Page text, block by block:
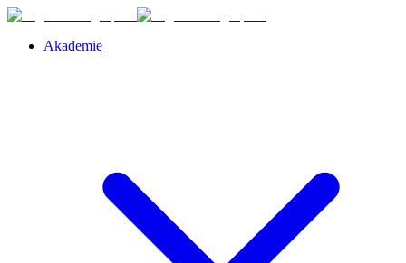
Akademie